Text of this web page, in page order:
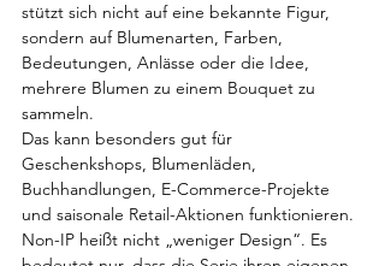
stützt sich nicht auf eine bekannte Figur,
sondern auf Blumenarten, Farben,
Bedeutungen, Anlässe oder die Idee,
mehrere Blumen zu einem Bouquet zu
sammeln.
Das kann besonders gut für
Geschenkshops, Blumenläden,
Buchhandlungen, E-Commerce-Projekte
und saisonale Retail-Aktionen funktionieren.
Non-IP heißt nicht „weniger Design“. Es